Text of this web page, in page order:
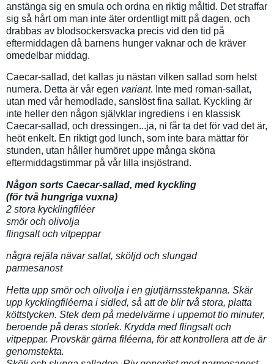
anstänga sig en smula och ordna en riktig måltid. Det straffar
sig så hårt om man inte äter ordentligt mitt på dagen, och
drabbas av blodsockersvacka precis vid den tid på
eftermiddagen då barnens hunger vaknar och de kräver
omedelbar middag.
Caecar-sallad, det kallas ju nästan vilken sallad som helst
numera. Detta är vår egen variant. Inte med roman-sallat,
utan med vår hemodlade, sanslöst fina sallat. Kyckling är
inte heller den någon självklar ingrediens i en klassisk
Caecar-sallad, och dressingen...ja, ni får ta det för vad det är,
heöt enkelt. En riktigt god lunch, som inte bara mättar för
stunden, utan håller humöret uppe många sköna
eftermiddagstimmar på vår lilla insjöstrand.
Någon sorts Caecar-sallad, med kyckling
(för två hungriga vuxna)
2 stora kycklingfiléer
smör och olivolja
flingsalt och vitpeppar
några rejäla nävar sallat, sköljd och slungad
parmesanost
Hetta upp smör och olivolja i en gjutjärnsstekpanna. Skär
upp kycklingfiléerna i sidled, så att de blir två stora, platta
köttstycken. Stek dem på medelvärme i uppemot tio minuter,
beroende på deras storlek. Krydda med flingsalt och
vitpeppar. Provskär gärna filéerna, för att kontrollera att de är
genomstekta.